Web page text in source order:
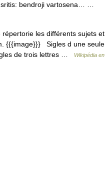
sritis: bendroji vartosena… …
les différents sujets et
{{{image}}} Sigles d une seule
de trois lettres …
Wikipédia en